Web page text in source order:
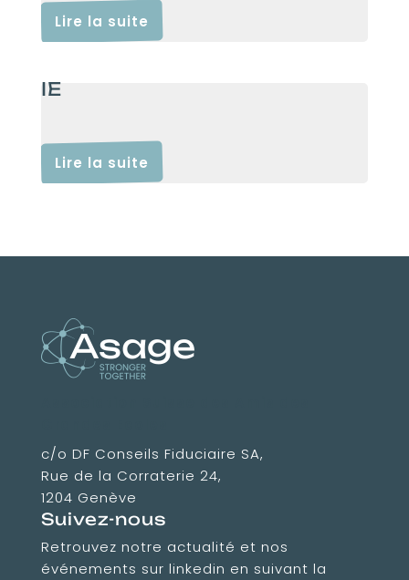
Lire la suite
IE
Lire la suite
c/o DF Conseils Fiduciaire SA,
Rue de la Corraterie 24,
1204 Genève
Suivez-nous
Retrouvez notre actualité et nos
événements sur linkedin en suivant la